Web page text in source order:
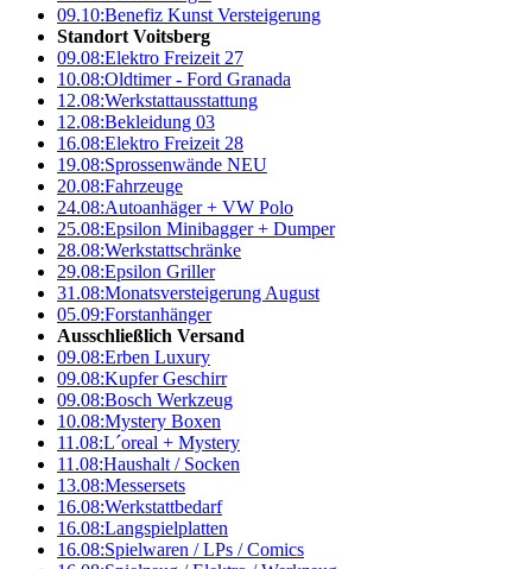
09.10:Benefiz Kunst Versteigerung
Standort Voitsberg
09.08:Elektro Freizeit 27
10.08:Oldtimer - Ford Granada
12.08:Werkstattausstattung
12.08:Bekleidung 03
16.08:Elektro Freizeit 28
19.08:Sprossenwände NEU
20.08:Fahrzeuge
24.08:Autoanhäger + VW Polo
25.08:Epsilon Minibagger + Dumper
28.08:Werkstattschränke
29.08:Epsilon Griller
31.08:Monatsversteigerung August
05.09:Forstanhänger
Ausschließlich Versand
09.08:Erben Luxury
09.08:Kupfer Geschirr
09.08:Bosch Werkzeug
10.08:Mystery Boxen
11.08:L´oreal + Mystery
11.08:Haushalt / Socken
13.08:Messersets
16.08:Werkstattbedarf
16.08:Langspielplatten
16.08:Spielwaren / LPs / Comics